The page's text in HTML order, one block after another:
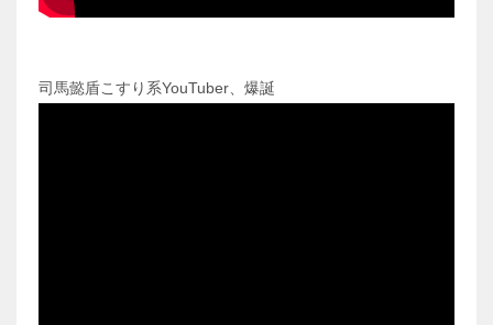
司馬懿盾こすり系YouTuber、爆誕